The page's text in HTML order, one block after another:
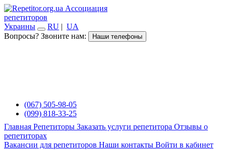
Ассоциация
репетиторов
Украины
RU | UA
Вопросы? Звоните нам:
Наши телефоны
(067) 505-98-05
(099) 818-33-25
Главная Репетиторы Заказать услуги репетитора Отзывы о
репетиторах
Вакансии для репетиторов Наши контакты Войти в кабинет